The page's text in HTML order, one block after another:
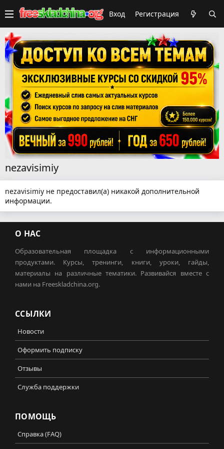
Вход Регистрация
nezavisimiy
nezavisimiy не предоставил(а) никакой дополнительной
информации.
О НАС
Образовательная площадка с информационными
продуктами. Курсы, тренинги, книги, уроки, гайды,
материалы на различные тематики. Развивайся вместе с
нами на Freeskladchina.org.
ССЫЛКИ
Новости
Оформить подписку
Отзывы
Служба поддержки
ПОМОЩЬ
Справка (FAQ)